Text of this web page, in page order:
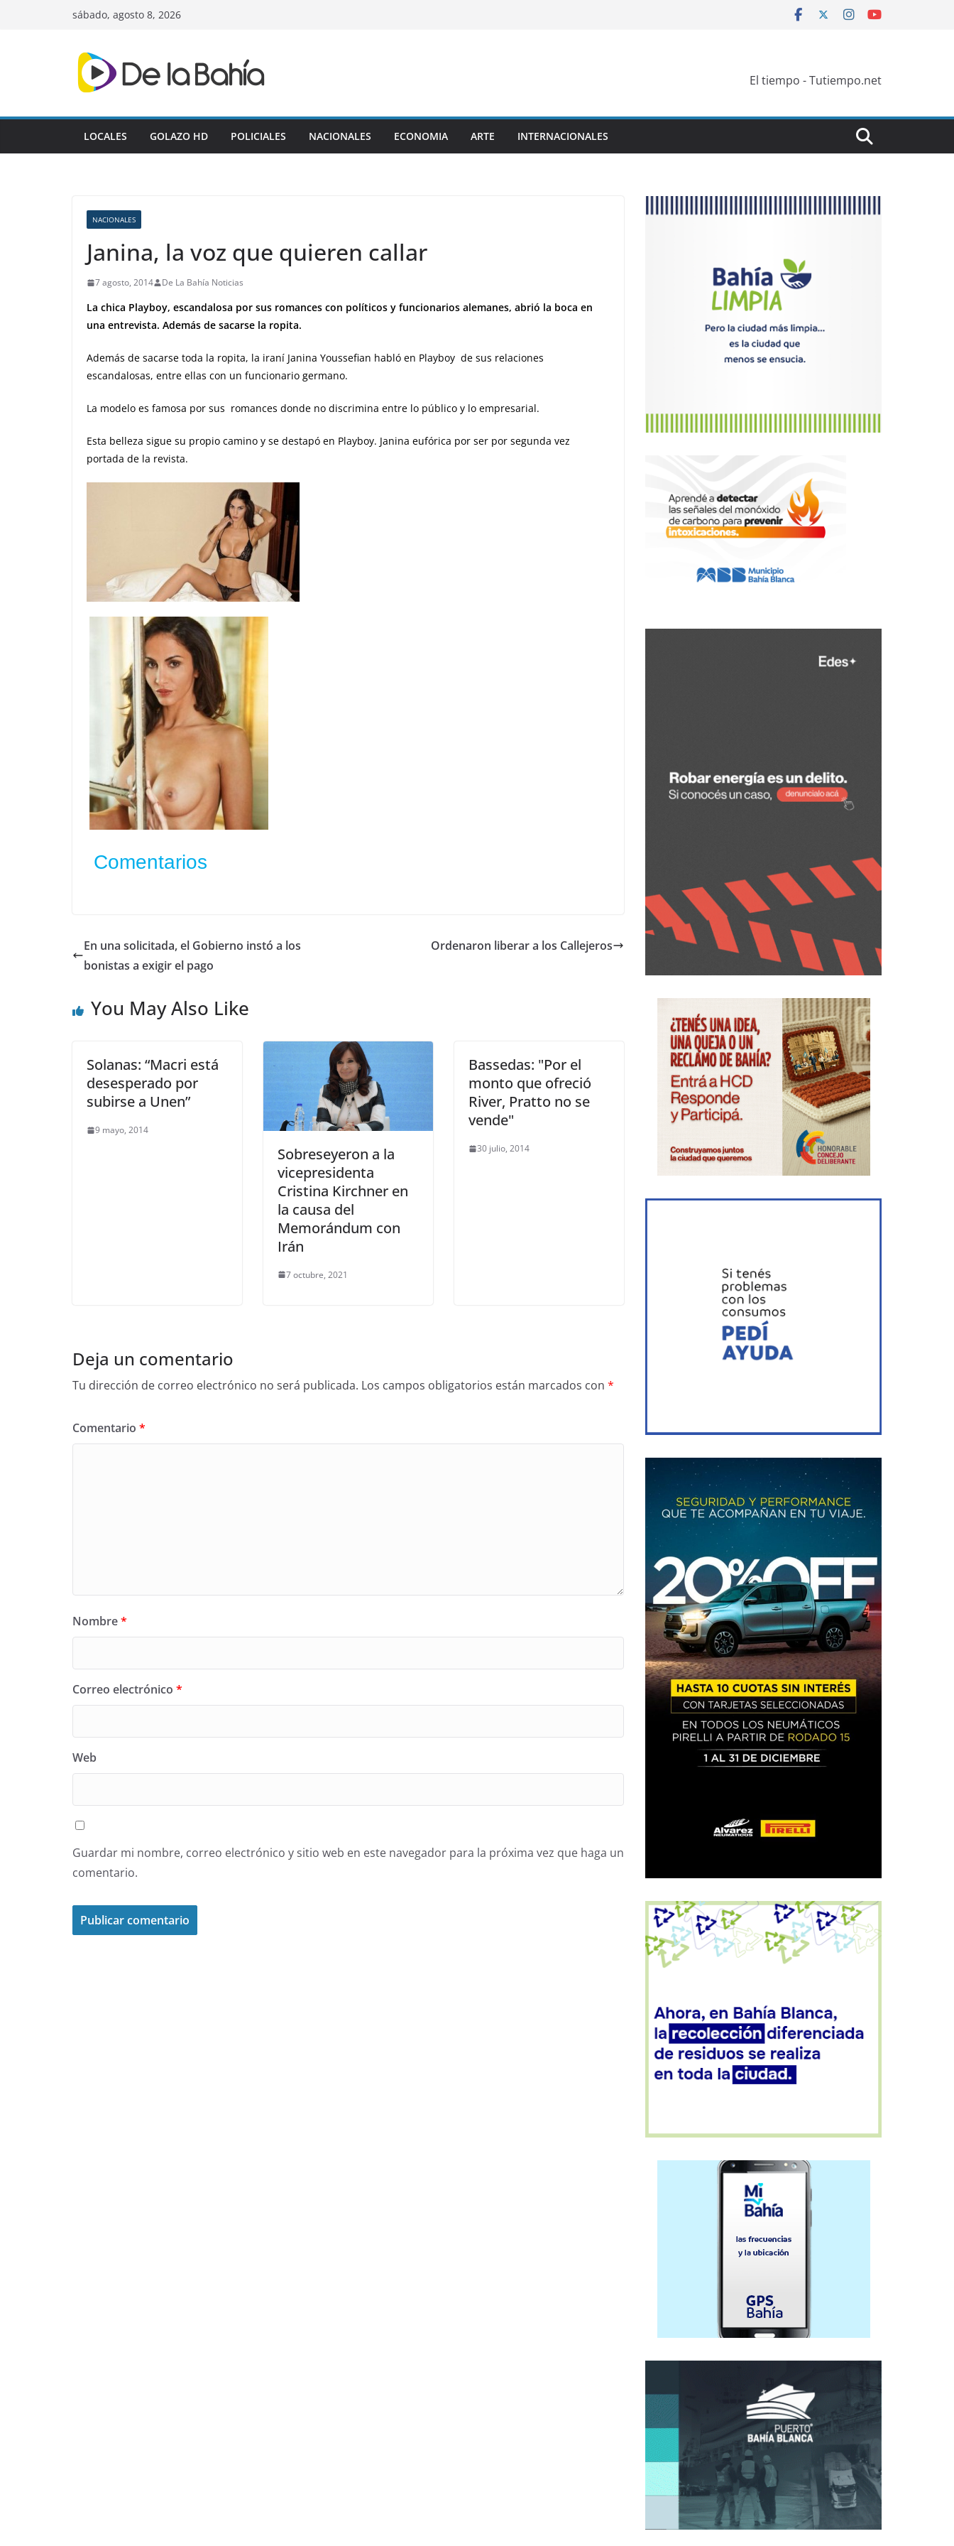
sábado, agosto 8, 2026
El tiempo - Tutiempo.net
LOCALES GOLAZO HD POLICIALES NACIONALES ECONOMIA ARTE INTERNACIONALES
NACIONALES
Janina, la voz que quieren callar
7 agosto, 2014 De La Bahía Noticias
La chica Playboy, escandalosa por sus romances con políticos y funcionarios alemanes, abrió la boca en
una entrevista. Además de sacarse la ropita.
Además de sacarse toda la ropita, la iraní Janina Youssefian habló en Playboy de sus relaciones
escandalosas, entre ellas con un funcionario germano.
La modelo es famosa por sus romances donde no discrimina entre lo público y lo empresarial.
Esta belleza sigue su propio camino y se destapó en Playboy. Janina eufórica por ser por segunda vez
portada de la revista.
Comentarios
En una solicitada, el Gobierno instó a los
bonistas a exigir el pago
Ordenaron liberar a los Callejeros
You May Also Like
Solanas: “Macri está
desesperado por
subirse a Unen”
9 mayo, 2014
Sobreseyeron a la
vicepresidenta
Cristina Kirchner en
la causa del
Memorándum con
Irán
7 octubre, 2021
Bassedas: "Por el
monto que ofreció
River, Pratto no se
vende"
30 julio, 2014
Deja un comentario
Tu dirección de correo electrónico no será publicada. Los campos obligatorios están marcados con *
Comentario *
Nombre*
Correo electrónico *
Web
Guardar mi nombre, correo electrónico y sitio web en este navegador para la próxima vez que haga un
comentario.